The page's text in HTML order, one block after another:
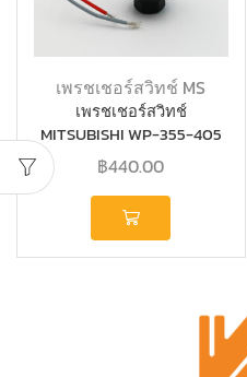
เพรชเชอร์สวิทช์ MS
เพรชเชอร์สวิทช์
MITSUBISHI WP-355-405
รหัส H02107J02
฿440.00